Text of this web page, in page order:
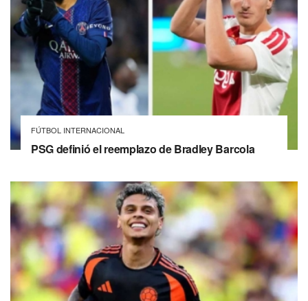
FÚTBOL INTERNACIONAL
PSG definió el reemplazo de Bradley Barcola